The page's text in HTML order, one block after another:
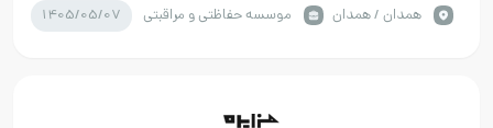
همدان / همدان
موسسه حفاظتی و مراقبتی 1405/05/07